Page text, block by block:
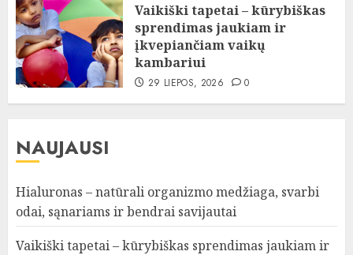
Vaikiški tapetai – kūrybiškas
sprendimas jaukiam ir
įkvepiančiam vaikų
kambariui
29 LIEPOS, 2026 0
NAUJAUSI
Hialuronas – natūrali organizmo medžiaga, svarbi
odai, sąnariams ir bendrai savijautai
Vaikiški tapetai – kūrybiškas sprendimas jaukiam ir